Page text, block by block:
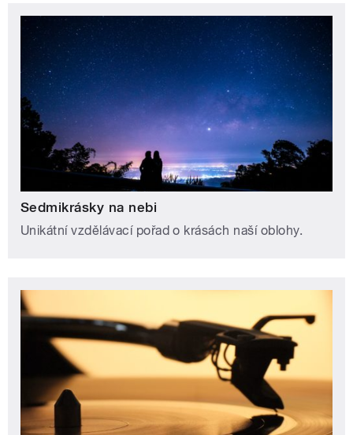
Sedmikrásky na nebi
Unikátní vzdělávací pořad o krásách naší oblohy.